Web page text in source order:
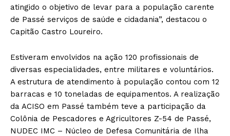
atingido o objetivo de levar para a população carente
de Passé serviços de saúde e cidadania”, destacou o
Capitão Castro Loureiro.
Estiveram envolvidos na ação 120 profissionais de
diversas especialidades, entre militares e voluntários.
A estrutura de atendimento à população contou com 12
barracas e 10 toneladas de equipamentos. A realização
da ACISO em Passé também teve a participação da
Colônia de Pescadores e Agricultores Z-54 de Passé,
NUDEC IMC – Núcleo de Defesa Comunitária de Ilha